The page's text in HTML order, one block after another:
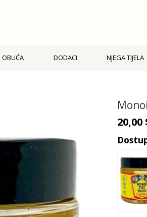
OBUĆA DODACI NJEGA TIJELA
20,00